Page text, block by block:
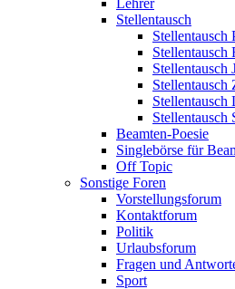
Lehrer
Stellentausch
Stellentausch
Stellentausch
Stellentausch
Stellentausch
Stellentausch
Stellentausch
Beamten-Poesie
Singlebörse für
Off Topic
Sonstige Foren
Vorstellungsforum
Kontaktforum
Politik
Urlaubsforum
Fragen und
Sport